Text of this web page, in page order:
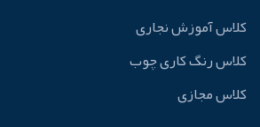
کلاس آموزش نجاری
کلاس رنگ کاری چوب
کلاس مجازی